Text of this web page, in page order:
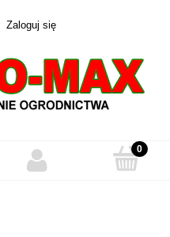
Zaloguj się